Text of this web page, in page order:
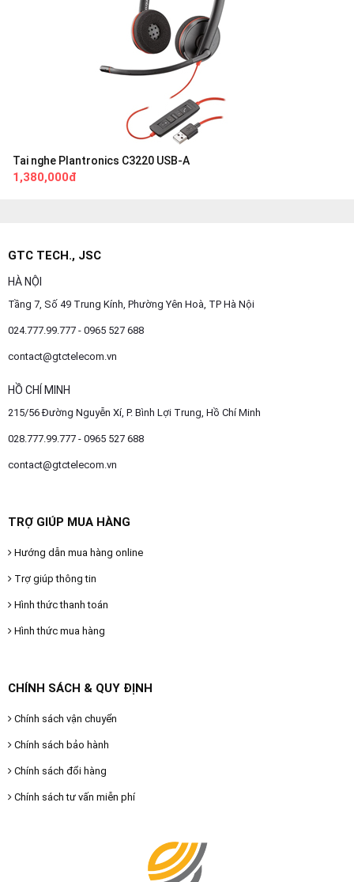
Tai nghe Plantronics C3220 USB-A
1,380,000đ
GTC TECH., JSC
HÀ NỘI
Tầng 7, Số 49 Trung Kính, Phường Yên Hoà, TP Hà Nội
024.777.99.777 - 0965 527 688
contact@gtctelecom.vn
HỒ CHÍ MINH
215/56 Đường Nguyễn Xí, P. Bình Lợi Trung, Hồ Chí Minh
028.777.99.777 - 0965 527 688
contact@gtctelecom.vn
TRỢ GIÚP MUA HÀNG
Hướng dẫn mua hàng online
Trợ giúp thông tin
Hình thức thanh toán
Hình thức mua hàng
CHÍNH SÁCH & QUY ĐỊNH
Chính sách vận chuyển
Chính sách bảo hành
Chính sách đổi hàng
Chính sách tư vấn miễn phí